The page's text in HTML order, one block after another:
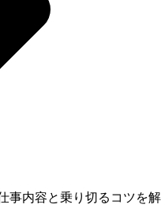
事内容と乗り切るコツを解